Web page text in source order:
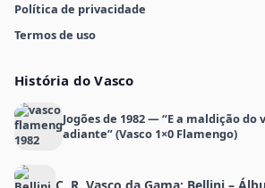
Política de privacidade
Termos de uso
História do Vasco
Jogões de 1982 — “E a maldição do
adiante” (Vasco 1×0 Flamengo)